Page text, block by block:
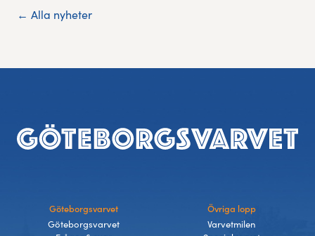
← Alla nyheter
Sidfot
Göteborgsvarvet
Göteborgsvarvet
Övriga lopp
Varvetmilen